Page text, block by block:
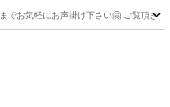
でお気軽にお声掛け下さい🤗 ご覧頂